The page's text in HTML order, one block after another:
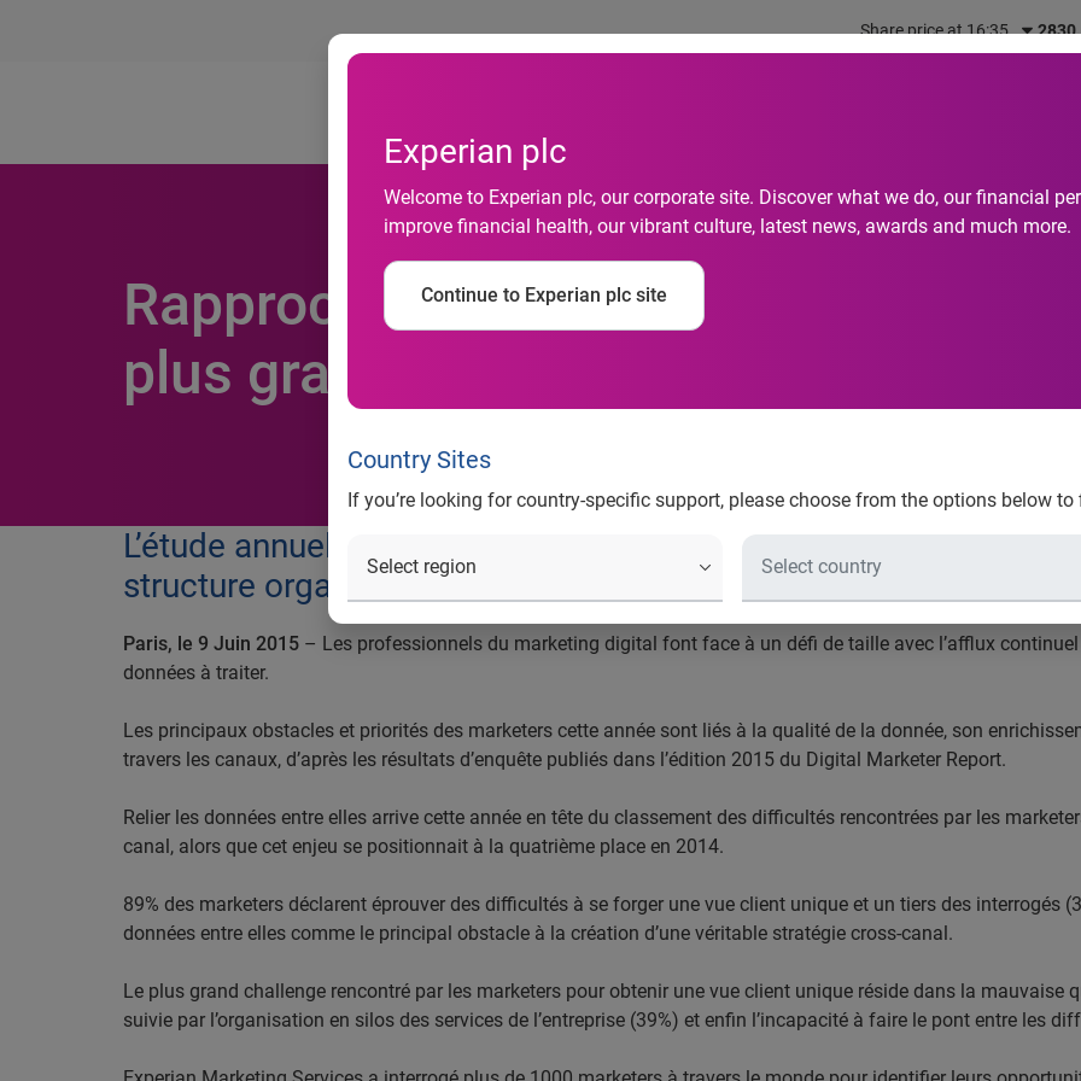
Share price at 16:35
Experian plc
Welcome to Experian plc, our corporate site. Discover what we do, our financial
improve financial health, our vibrant culture, latest news, awards and much more.
Continue to Experian plc site
Country Sites
If you’re looking for country-specific support, please choose from the options below to
Rapprocher les données de
plus grand défi des marketers à
L’étude annuelle identifie la capacité à lier les données entre
structure organisationnelle comme les trois principaux
Paris, le 9 Juin 2015 – Les professionnels du marketing digital font face à un défi de taille avec l’afflux
données à traiter.
Les principaux obstacles et priorités des marketers cette année sont liés à la qualité de la donnée, son
travers les canaux, d’après les résultats d’enquête publiés dans l’édition 2015 du Digital Marketer Report.
Relier les données entre elles arrive cette année en tête du classement des difficultés rencontrées par les
canal, alors que cet enjeu se positionnait à la quatrième place en 2014.
89% des marketers déclarent éprouver des difficultés à se forger une vue client unique et un tiers des interrogés
données entre elles comme le principal obstacle à la création d’une véritable stratégie cross-canal.
Le plus grand challenge rencontré par les marketers pour obtenir une vue client unique réside dans la mauvaise
suivie par l’organisation en silos des services de l’entreprise (39%) et enfin l’incapacité à faire le pont entre les